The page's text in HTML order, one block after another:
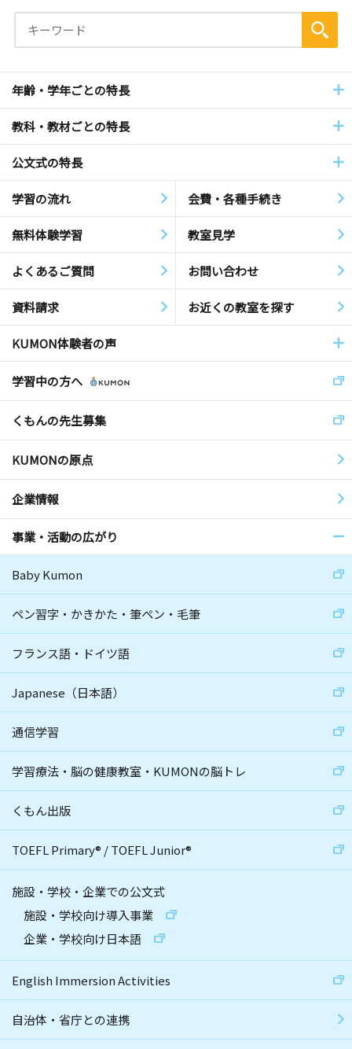
年齢・学年ごとの特長
教科・教材ごとの特長
公文式の特長
学習の流れ 会費・各種手続き
無料体験学習 教室見学
よくあるご質問 お問い合わせ
資料請求 お近くの教室を探す
KUMON体験者の声
学習中の方へ
くもんの先生募集
KUMONの原点
企業情報
事業・活動の広がり
Baby Kumon
ペン習字・かきかた・筆ペン・毛筆
フランス語・ドイツ語
Japanese（日本語）
通信学習
学習療法・脳の健康教室・KUMONの脳トレ
くもん出版
TOEFL Primary® /TOEFL Junior®
施設・学校・企業での公文式
施設・学校向け導入事業
企業・学校向け日本語
English Immersion Activities
自治体・省庁との連携